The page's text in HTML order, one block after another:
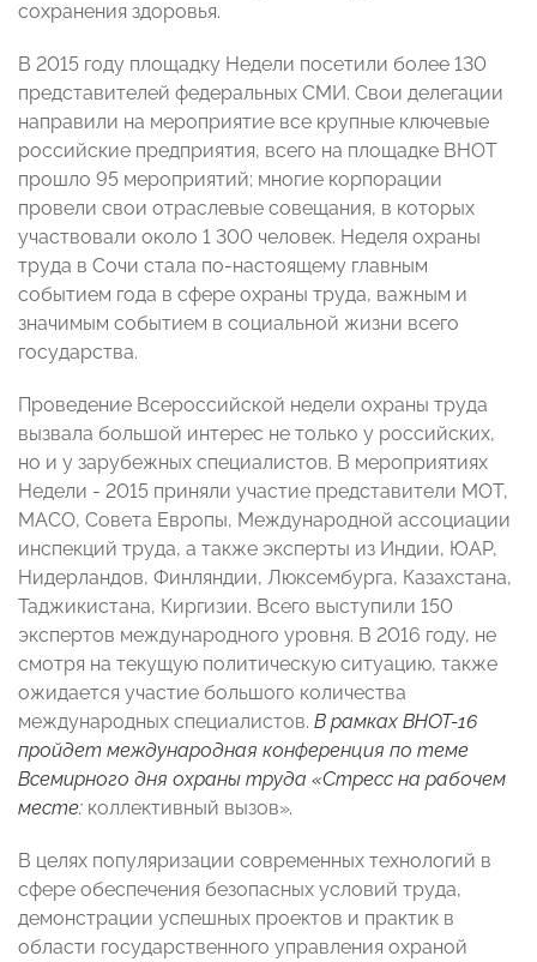
сохранения здоровья.
В 2015 году площадку Недели посетили более 130
представителей федеральных СМИ. Свои делегации
направили на мероприятие все крупные ключевые
российские предприятия, всего на площадке ВНОТ
прошло 95 мероприятий; многие корпорации
провели свои отраслевые совещания, в которых
участвовали около 1 300 человек. Неделя охраны
труда в Сочи стала по-настоящему главным
событием года в сфере охраны труда, важным и
значимым событием в социальной жизни всего
государства.
Проведение Всероссийской недели охраны труда
вызвала большой интерес не только у российских,
но и у зарубежных специалистов. В мероприятиях
Недели - 2015 приняли участие представители МОТ,
МАСО, Совета Европы, Международной ассоциации
инспекций труда, а также эксперты из Индии, ЮАР,
Нидерландов, Финляндии, Люксембурга, Казахстана,
Таджикистана, Киргизии. Всего выступили 150
экспертов международного уровня. В 2016 году, не
смотря на текущую политическую ситуацию, также
ожидается участие большого количества
международных специалистов. В рамках ВНОТ-16
пройдет международная конференция по теме
Всемирного дня охраны труда «Стресс на рабочем
месте: коллективный вызов».
В целях популяризации современных технологий в
сфере обеспечения безопасных условий труда,
демонстрации успешных проектов и практик в
области государственного управления охраной